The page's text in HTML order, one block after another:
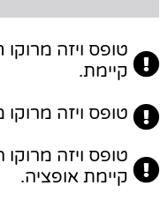
טופס ויזה
קיימת.
טופס ויזה מרוקו
טופס ויזה
קיימת אופציה.